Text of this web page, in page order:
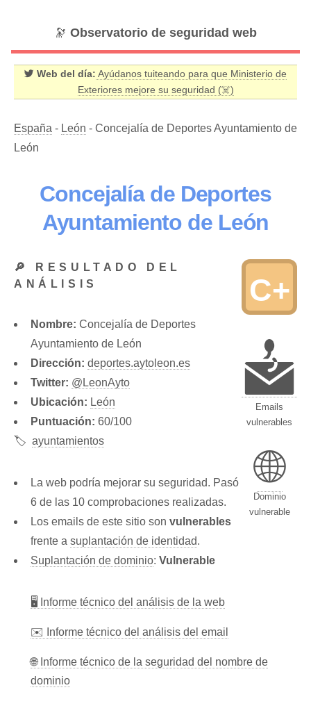
🔭 Observatorio de seguridad web
Web del día: Ayúdanos tuiteando para que Ministerio de
Exteriores mejore su seguridad (☠️)
España - León - Concejalía de Deportes Ayuntamiento de
León
Concejalía de Deportes
Ayuntamiento de León
C+
Emails
vulnerables
🌐
Dominio
vulnerable
🔎 RESULTADO DEL
ANÁLISIS
Nombre: Concejalía de Deportes
Ayuntamiento de León
Dirección: deportes.aytoleon.es
Twitter: @LeonAyto
Ubicación: León
Puntuación: 60/100
🏷️ ayuntamientos
La web podría mejorar su seguridad. Pasó
6 de las 10 comprobaciones realizadas.
Los emails de este sitio son vulnerables
frente a suplantación de identidad.
Suplantación de dominio: Vulnerable
🖥 Informe técnico del análisis de la web
✉️ Informe técnico del análisis del email
🌐 Informe técnico de la seguridad del nombre de
dominio